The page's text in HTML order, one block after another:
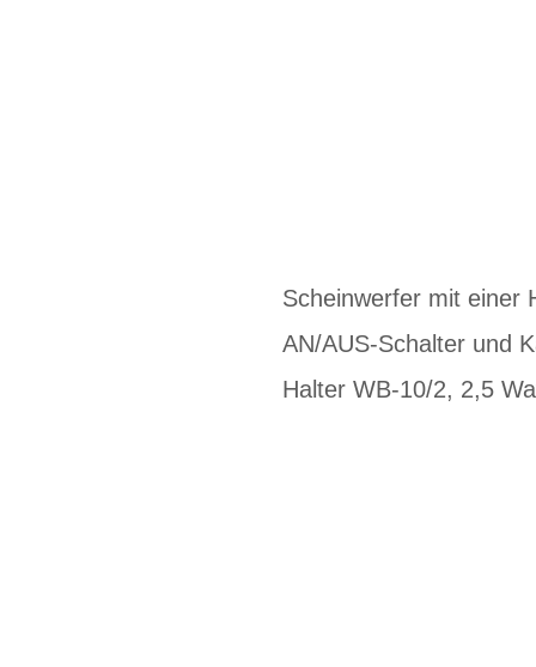
Scheinwerfer mit einer
AN/AUS-Schalter und
Halter WB-10/2, 2,5